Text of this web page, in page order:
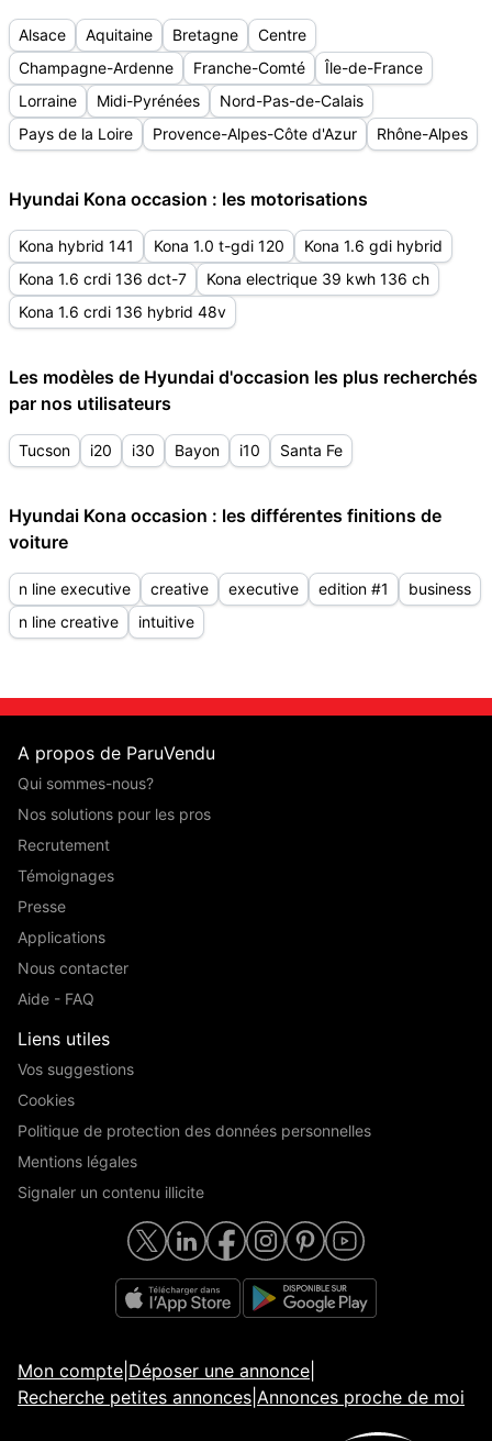
Alsace Aquitaine Bretagne
Centre
Champagne-Ardenne
Franche-Comté
Île-de-France
Lorraine
Midi-Pyrénées
Nord-Pas-de-Calais
Pays de la Loire
Provence-Alpes-Côte d'Azur Rhône-Alpes
Hyundai Kona occasion : les motorisations
Kona hybrid 141 Kona 1.0 t-gdi 120
Kona 1.6 gdi hybrid
Kona 1.6 crdi 136 dct-7
Kona electrique 39 kwh 136 ch
Kona 1.6 crdi 136 hybrid 48v
Les modèles de Hyundai d'occasion les plus recherchés
par nos utilisateurs
Tucson i20 i30 Bayon i10 Santa Fe
Hyundai Kona occasion : les différentes finitions de
voiture
n line executive creative executive edition #1
business
n line creative
intuitive
A propos de ParuVendu
Qui sommes-nous?
Nos solutions pour les pros
Recrutement
Témoignages
Presse
Applications
Nous contacter
Aide - FAQ
Liens utiles
Vos suggestions
Cookies
Politique de protection des données personnelles
Mentions légales
Signaler un contenu illicite
Mon compte Déposer une annonce
Recherche petites annonces Annonces proche de moi